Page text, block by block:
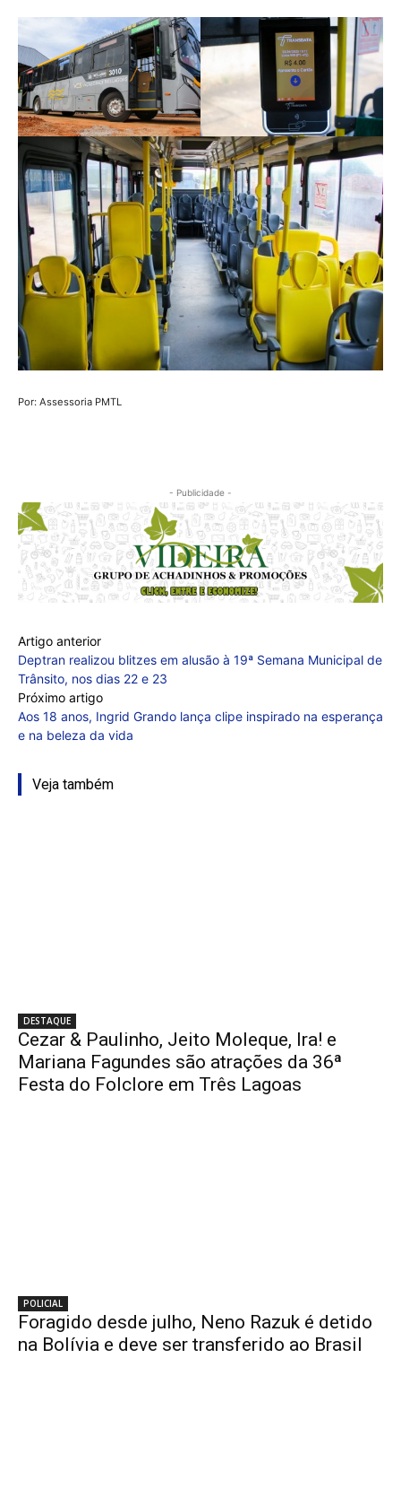
Por: Assessoria PMTL
- Publicidade -
Artigo anterior
Deptran realizou blitzes em alusão à 19ª Semana Municipal de
Trânsito, nos dias 22 e 23
Próximo artigo
Aos 18 anos, Ingrid Grando lança clipe inspirado na esperança
e na beleza da vida
Veja também
DESTAQUE
Cezar & Paulinho, Jeito Moleque, Ira! e
Mariana Fagundes são atrações da 36ª
Festa do Folclore em Três Lagoas
POLICIAL
Foragido desde julho, Neno Razuk é detido
na Bolívia e deve ser transferido ao Brasil